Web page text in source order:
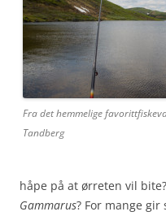
Fra det hemmelige
Tandberg
håpe på at ørreten vil
Gammarus? For mange